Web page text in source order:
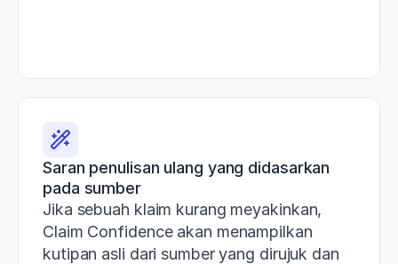
Saran penulisan ulang yang didasarkan
pada sumber
Jika sebuah klaim kurang meyakinkan,
Claim Confidence akan menampilkan
kutipan asli dari sumber yang dirujuk dan